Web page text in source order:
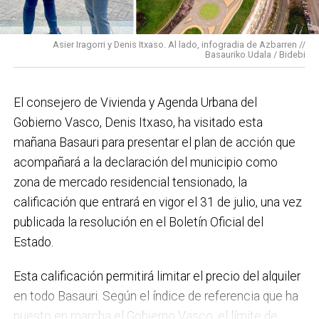
para mucho. En Medio Ambiente destacaría el
impulso para la creación de huertos urbanos,la
elaboración del Plan General de Actuación Energética,
el Plan de Acción contra el Ruido y la instalación de
régimen de autoconsumo, que hacen de Basauri un
municipio más sostenible y preparado para el futuro.
En ese sentido, estamos trabajando en acciones de
clima y energía, entre las que destacan el diseño de
una red de refugios climáticos, junto con un Plan de
Actuación ante Episodios de Altas Temperaturas,
como las que recientemente hemos sufrido.
proyecto de lanueva haurreskola que se construirá en
Sarratu, junto a Arizko Ikastola, y que es una apuesta
Asier Iragorri y Denis Itxaso. Al lado, infogradia de Azbarren //
Basauriko Udala / Bidebi
El consejero de Vivienda y Agenda Urbana del
Gobierno Vasco, Denis Itxaso, ha visitado esta
mañana Basauri para presentar el plan de acción que
acompañará a la declaración del municipio como
zona de mercado residencial tensionado, la
calificación que entrará en vigor el 31 de julio, una vez
publicada la resolución en el Boletín Oficial del
Estado.
Esta calificación permitirá limitar el precio del alquiler
en todo Basauri. Según el índice de referencia que ha
puesto en marcha el Gobierno Vasco, el límite de